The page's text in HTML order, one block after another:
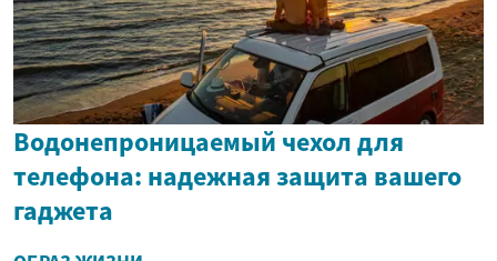
Водонепроницаемый чехол для
телефона: надежная защита вашего
гаджета